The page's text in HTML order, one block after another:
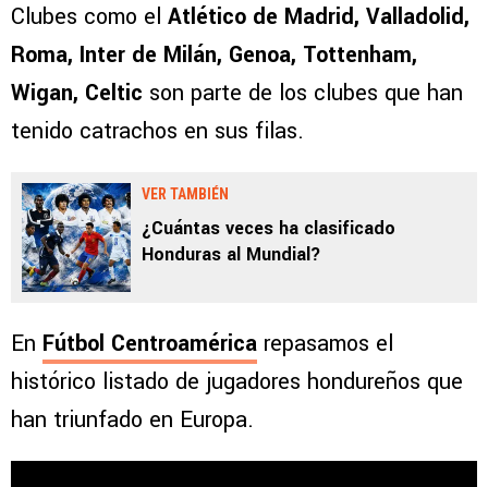
Clubes como el Atlético de Madrid, Valladolid,
Roma, Inter de Milán, Genoa, Tottenham,
Wigan, Celtic son parte de los clubes que han
tenido catrachos en sus filas.
VER TAMBIÉN
¿Cuántas veces ha clasificado
Honduras al Mundial?
En Fútbol Centroamérica repasamos el
histórico listado de jugadores hondureños que
han triunfado en Europa.